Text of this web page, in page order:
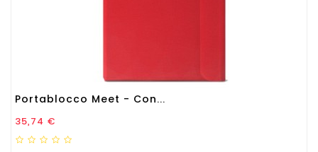
Portablocco Meet - Con...
Prezzo
35,74 €